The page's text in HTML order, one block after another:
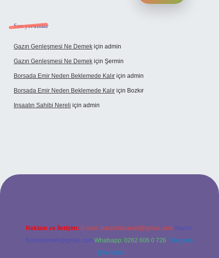
Son yorumlar
Gazın Genleşmesi Ne Demek için admin
Gazın Genleşmesi Ne Demek için Şermin
Borsada Emir Neden Beklemede Kalır için admin
Borsada Emir Neden Beklemede Kalır için Bozkır
Inşaatın Sahibi Nereli için admin
Reklam ve İletişim: E-mail: backlinkpaneli@gmail.com Teams:
forumhizmeti@gmail.com Whatsapp: 0262 606 0 726 Telegram:
@karabul